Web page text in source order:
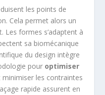
les points de
Cela permet alors un
Les formes s’adaptent à
sa biomécanique
du design intègre
pour optimiser
minimiser les contraintes
rapide assurent en